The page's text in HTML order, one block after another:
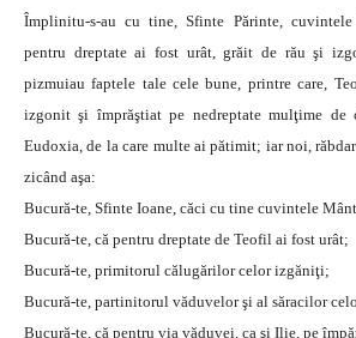
Împlinitu-s-au cu tine, Sfinte Părinte,
pentru dreptate ai fost urât, grăit de rău şi
pizmuiau faptele tale cele bune, printre care,
izgonit şi împrăştiat pe nedreptate mulţime de
Eudoxia, de la care multe ai pătimit; iar noi,
zicând aşa:
Bucură-te, Sfinte Ioane, căci cu tine cuvintele
Bucură-te, că pentru dreptate de Teofil ai fost urât;
Bucură-te, primitorul călugărilor celor izgăniţi;
Bucură-te, partinitorul văduvelor şi al săracilor
Bucură-te, că pentru via văduvei, ca şi Ilie, pe